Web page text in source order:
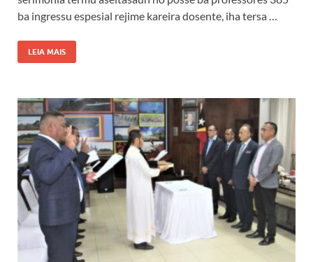
ba ingressu espesial rejime kareira dosente, iha tersa …
LEIA MAIS